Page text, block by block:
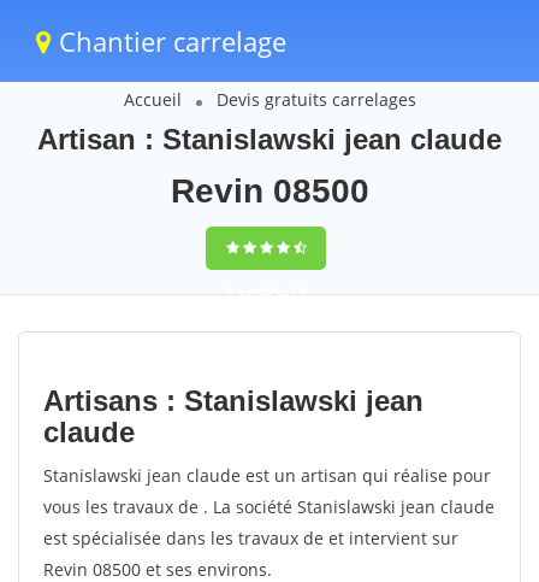
Chantier carrelage
Accueil Devis gratuits carrelages
Artisan : Stanislawski jean claude
Revin 08500
9,5(100%)73
votes
Artisans : Stanislawski jean
claude
Stanislawski jean claude est un artisan qui réalise pour
vous les travaux de . La société Stanislawski jean claude
est spécialisée dans les travaux de et intervient sur
Revin 08500 et ses environs.